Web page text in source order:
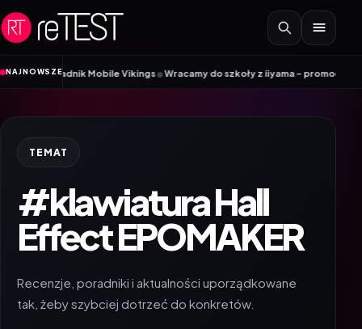
Przejdź do treści
NAJNOWSZEMobile Vikings•Wracamy do szkoły z iiyama – promocja Back to
TEMAT
#klawiatura Hall
Effect EPOMAKER
Recenzje, poradniki i aktualności uporządkowane
tak, żeby szybciej dotrzeć do konkretów.